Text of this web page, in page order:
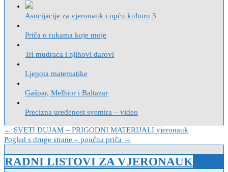
Asocijacije za vjeronauk i opću kulturu 3
Priča o rukama koje moje
Tri mudraca i njihovi darovi
Ljepota matematike
Gašpar, Melhior i Baltazar
Precizna uređenost svemira – video
Navigacija
objava
← SVETI DUJAM – PRIGODNI MATERIJALI vjeronauk
Pogled s druge strane – poučna priča →
RADNI LISTOVI ZA VJERONAUK